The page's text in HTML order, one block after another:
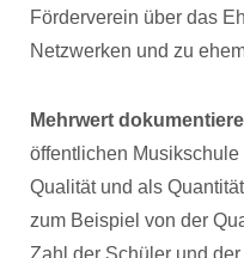
Förderverein über das
Netzwerken und zu
Mehrwert
öffentlichen
Qualität und als
zum Beispiel von der
Zahl der Schüler und